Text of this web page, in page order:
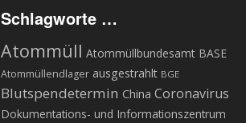
Schlagworte …
Atommüll Atommüllbundesamt BASE
Atommüllendlager ausgestrahlt BGE
Blutspendetermin China Coronavirus
Dokumentations- und Informationszentrum